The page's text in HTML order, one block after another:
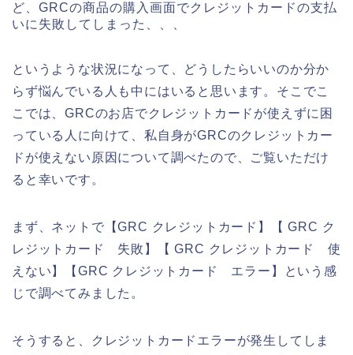
ど、GRCの商品の購入画面でクレジットカードの支払
いに失敗してしまった、、、
というような状況になって、どうしたらいいのか分か
らず悩んでいる人も中にはいると思います。そこでこ
こでは、GRCのお店でクレジットカードが使えずに困
っている人に向けて、私自身がGRCのクレジットカー
ドが使えない原因について調べたので、ご覧いただけ
ると幸いです。
まず、ネットで【GRC クレジットカード】【 GRC ク
レジットカード 失敗】【 GRC クレジットカード 使
えない】【GRC クレジットカード エラー】という感
じで調べてみました。
そうすると、クレジットカードエラーが発生してしま